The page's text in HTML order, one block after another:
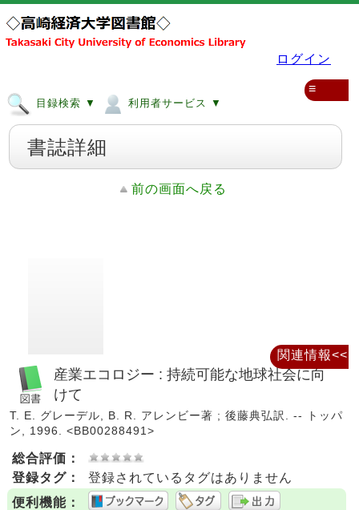
ログイン
目録検索 ▼ 利用者サービス ▼
≡
書誌詳細
前の画面へ戻る
産業エコロジー : 持続可能な地球社会に向
けて
T. E. グレーデル, B. R. アレンビー著 ; 後藤典弘訳. -- トッパ
ン, 1996. <BB00288491>
総合評価：
登録タグ：
登録されているタグはありません
便利機能：
関連情報<<